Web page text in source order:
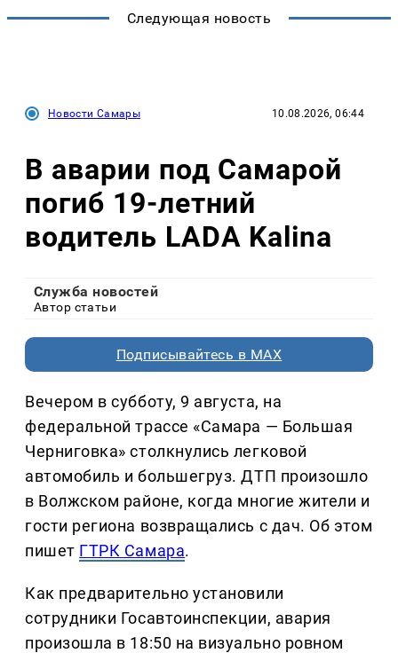
Следующая новость
Новости Самары 10.08.2026, 06:44
В аварии под Самарой
погиб 19-летний
водитель LADA Kalina
Служба новостей
Автор статьи
Подписывайтесь в MAX
Вечером в субботу, 9 августа, на
федеральной трассе «Самара — Большая
Черниговка» столкнулись легковой
автомобиль и большегруз. ДТП произошло
в Волжском районе, когда многие жители и
гости региона возвращались с дач. Об этом
пишет ГТРК Самара.
Как предварительно установили
сотрудники Госавтоинспекции, авария
произошла в 18:50 на визуально ровном